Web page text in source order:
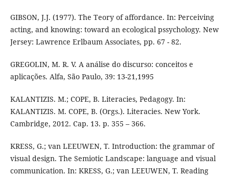
GIBSON, J.J. (1977). The Teory of affordance. In: Perceiving
acting, and knowing: toward an ecological pssychology. New
Jersey: Lawrence Erlbaum Associates, pp. 67 - 82.
GREGOLIN, M. R. V. A análise do discurso: conceitos e
aplicações. Alfa, São Paulo, 39: 13-21,1995
KALANTIZIS. M.; COPE, B. Literacies, Pedagogy. In:
KALANTIZIS. M. COPE, B. (Orgs.). Literacies. New York.
Cambridge, 2012. Cap. 13. p. 355 – 366.
KRESS, G.; van LEEUWEN, T. Introduction: the grammar of
visual design. The Semiotic Landscape: language and visual
communication. In: KRESS, G.; van LEEUWEN, T. Reading